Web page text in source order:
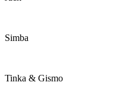
Simba
Tinka & Gismo